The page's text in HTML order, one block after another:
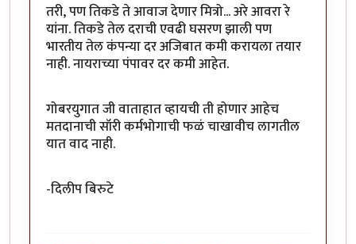
तरी, पण तिकडे ते आवाज देणार मित्रो... अरे आवरा रे
यांना. तिकडे तेल दराची एवढी घसरण झाली पण
भारतीय तेल कंपन्या दर अजिबात कमी करायला तयार
नाही. नायराच्या पंपावर दर कमी आहेत.
गोबरयुगात जी वाताहात व्हायची ती होणार आहेच
मतदानाची सॉरी कर्मभोगाची फळं चाखावीच लागतील
यात वाद नाही.
-दिलीप बिरुटे